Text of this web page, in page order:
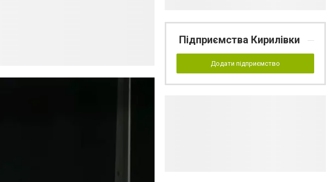
Підприємства Кирилівки
Додати підприємство